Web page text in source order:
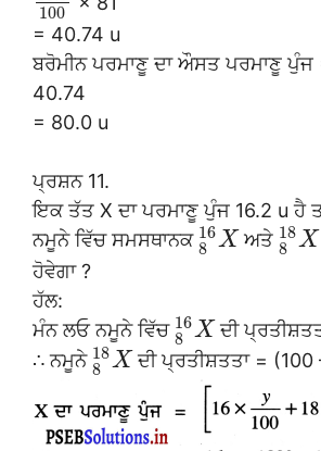
100
= 40.74 u
ਬਰੋਮੀਨ ਪਰਮਾਣੂ ਦਾ ਔਸਤ ਪਰਮਾਣੂ ਪੁੰਜ
40.74
= 80.0 u
ਪ੍ਰਸ਼ਨ 11.
ਇਕ ਤੱਤ X ਦਾ ਪਰਮਾਣੂ ਪੁੰਜ 16.2 u ਹੈ
ਨਮੂਨੇ ਵਿੱਚ ਸਮਸਥਾਨਕ 16
8 X ਅਤੇ 18
8 X
ਹੋਵੇਗਾ ?
ਹੱਲ:
ਮੰਨ ਲਓ ਨਮੂਨੇ ਵਿੱਚ 16
8 X ਦੀ
∴ ਨਮੂਨੇ 18
8 X ਦੀ ਪ੍ਰਤੀਸ਼ਤਤਾ = (100